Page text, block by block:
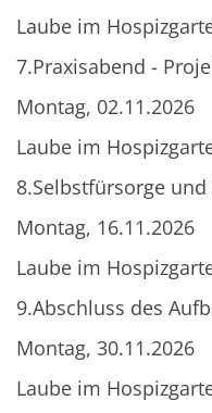
Laube im
7.Praxisabend -
Montag, 02.11.2026
Laube im
8.Selbstfürsorge
Montag, 16.11.2026
Laube im
9.Abschluss des
Montag, 30.11.2026
Laube im